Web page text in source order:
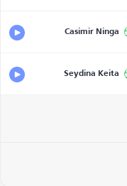
Casimir Ninga
Seydina Keita